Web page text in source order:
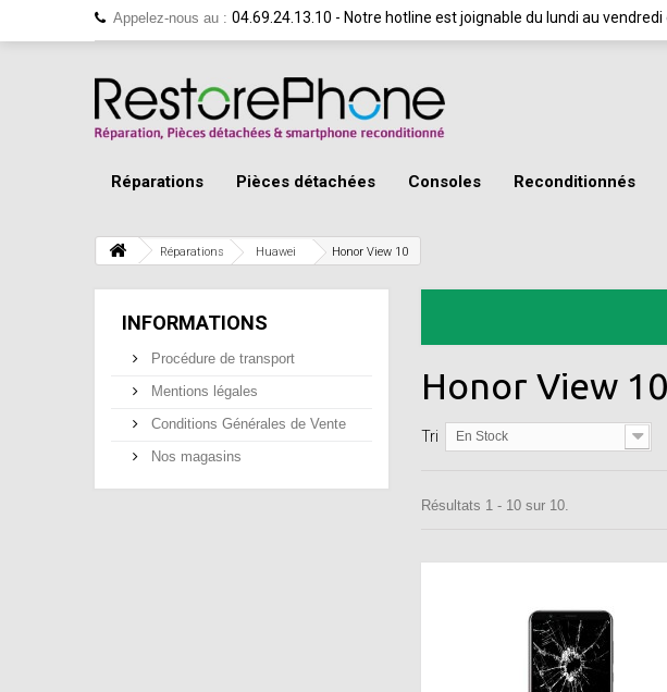
Appelez-nous au : 04.69.24.13.10 - Notre hotline est joignable du lundi au
Réparations Pièces détachées Consoles Reconditionnés
Réparations Huawei Honor View 10
INFORMATIONS
Procédure de transport
Mentions légales
Conditions Générales de Vente
Nos magasins
Honor View 10
Tri En Stock
Résultats 1 - 10 sur 10.